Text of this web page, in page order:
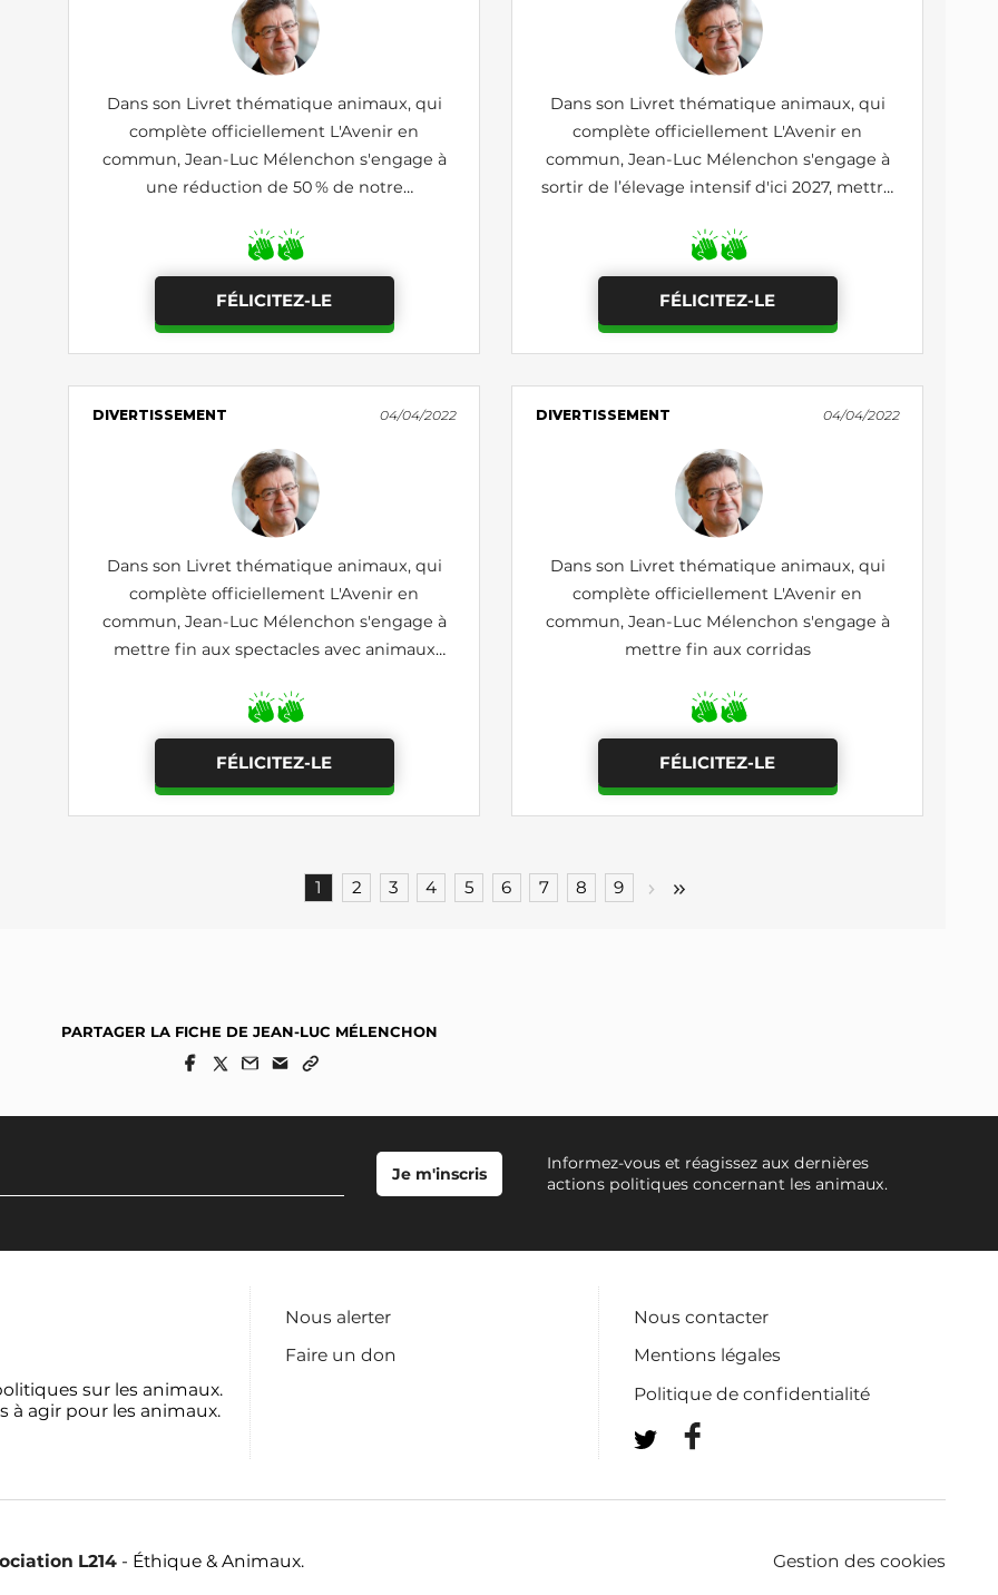
Dans son Livret thématique animaux, qui
complète officiellement L'Avenir en
commun, Jean-Luc Mélenchon s'engage à
une réduction de 50 % de notre
animale
FÉLICITEZ-LE
Dans son Livret thématique animaux, qui
complète officiellement L'Avenir en
commun, Jean-Luc Mélenchon s'engage à
sortir de l’élevage intensif d'ici 2027, mettre
et à la pêche industrielle
FÉLICITEZ-LE
DIVERTISSEMENT 04/04/2022
Dans son Livret thématique animaux, qui
complète officiellement L'Avenir en
commun, Jean-Luc Mélenchon s'engage à
mettre fin aux spectacles avec animaux
FÉLICITEZ-LE
DIVERTISSEMENT 04/04/2022
Dans son Livret thématique animaux, qui
complète officiellement L'Avenir en
commun, Jean-Luc Mélenchon s'engage à
mettre fin aux corridas
FÉLICITEZ-LE
1 2 3 4 5 6 7 8 9
PARTAGER LA FICHE DE JEAN-LUC MÉLENCHON
Informez-vous et réagissez aux dernières
actions politiques concernant les animaux.
sur les animaux.
à agir pour les animaux.
Nous alerter
Faire un don
Nous contacter
Mentions légales
Politique de confidentialité
L214 - Éthique & Animaux. Gestion des cookies